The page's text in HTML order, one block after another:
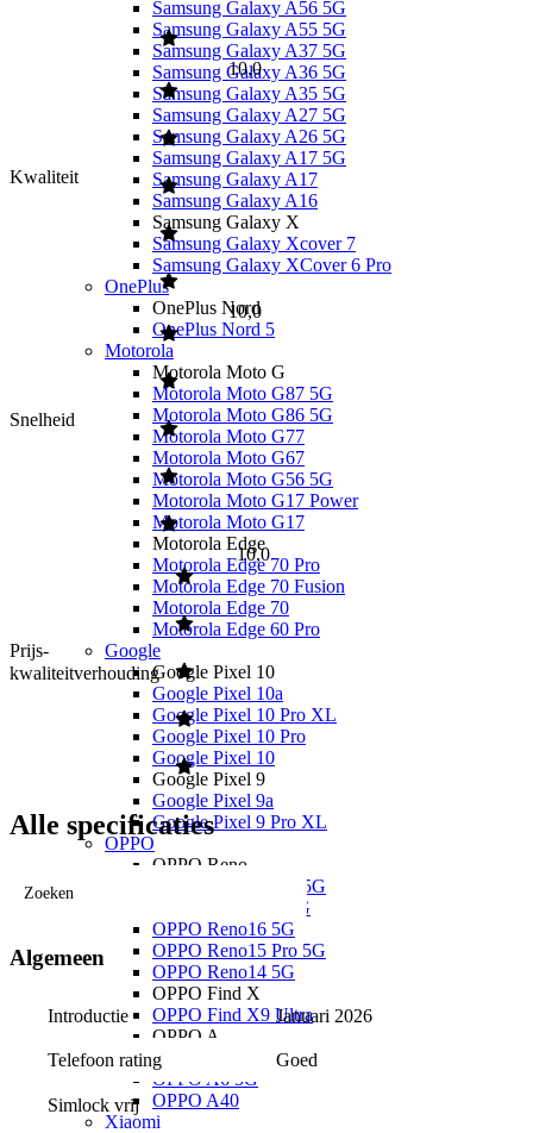
Samsung Galaxy A56 5G
Samsung Galaxy A55 5G
Samsung Galaxy A37 5G
Samsung Galaxy A36 5G
Samsung Galaxy A35 5G
Samsung Galaxy A27 5G
Samsung Galaxy A26 5G
Samsung Galaxy A17 5G
Samsung Galaxy A17
Samsung Galaxy A16
Samsung Galaxy X
Samsung Galaxy Xcover 7
Samsung Galaxy XCover 6 Pro
OnePlus
OnePlus Nord
OnePlus Nord 5
Motorola
Motorola Moto G
Motorola Moto G87 5G
Motorola Moto G86 5G
Motorola Moto G77
Motorola Moto G67
Motorola Moto G56 5G
Motorola Moto G17 Power
Motorola Moto G17
Motorola Edge
Motorola Edge 70 Pro
Motorola Edge 70 Fusion
Motorola Edge 70
Motorola Edge 60 Pro
Google
Google Pixel 10
Google Pixel 10a
Google Pixel 10 Pro XL
Google Pixel 10 Pro
Google Pixel 10
Google Pixel 9
Google Pixel 9a
Google Pixel 9 Pro XL
OPPO
OPPO Reno
OPPO Reno16 Pro 5G
OPPO Reno16 F 5G
OPPO Reno16 5G
OPPO Reno15 Pro 5G
OPPO Reno14 5G
OPPO Find X
OPPO Find X9 Ultra
OPPO A
OPPO A6x 5G
OPPO A6 5G
OPPO A40
Xiaomi
Kwaliteit
10,0
Snelheid
10,0
Prijs-
kwaliteitverhouding
10,0
Alle specificaties
Zoeken
Algemeen
Introductie Januari 2026
Telefoon rating Goed
Simlock vrij